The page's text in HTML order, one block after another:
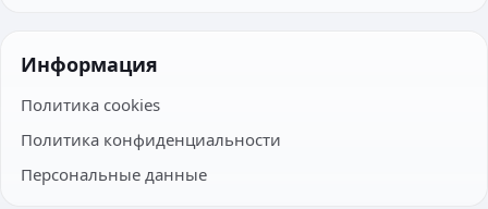
Информация
Политика cookies
Политика конфиденциальности
Персональные данные